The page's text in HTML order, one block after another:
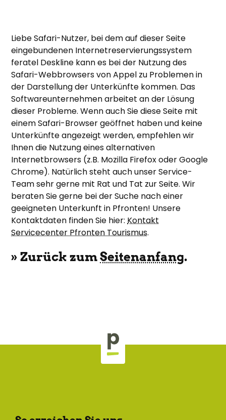
Liebe Safari-Nutzer, bei dem auf dieser Seite
eingebundenen Internetreservierungssystem
feratel Deskline kann es bei der Nutzung des
Safari-Webbrowsers von Appel zu Problemen in
der Darstellung der Unterkünfte kommen. Das
Softwareunternehmen arbeitet an der Lösung
dieser Probleme. Wenn auch Sie diese Seite mit
einem Safari-Browser geöffnet haben und keine
Unterkünfte angezeigt werden, empfehlen wir
Ihnen die Nutzung eines alternativen
Internetbrowsers (z.B. Mozilla Firefox oder Google
Chrome). Natürlich steht auch unser Service-
Team sehr gerne mit Rat und Tat zur Seite. Wir
beraten Sie gerne bei der Suche nach einer
geeigneten Unterkunft in Pfronten! Unsere
Kontaktdaten finden Sie hier:Kontakt
Servicecenter Pfronten Tourismus.
» Zurück zumSeitenanfang.